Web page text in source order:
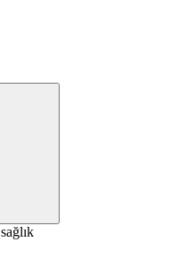
sağlık